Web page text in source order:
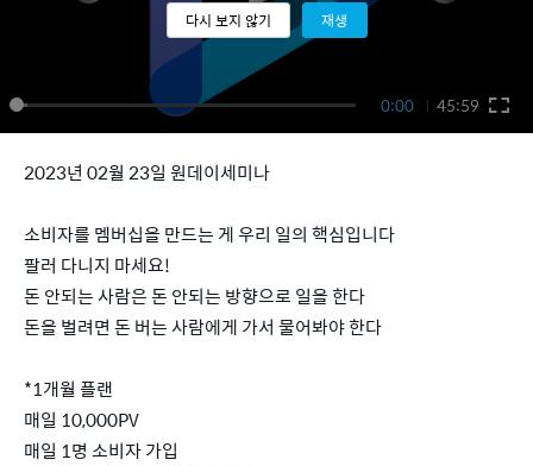
0:00 45:59
다시 보지 않기 재생
2023년 02월 23일 원데이세미나
소비자를 멤버십을 만드는 게 우리 일의 핵심입니다
팔러 다니지 마세요!
돈 안되는 사람은 돈 안되는 방향으로 일을 한다
돈을 벌려면 돈 버는 사람에게 가서 물어봐야 한다
*1개월 플랜
매일 10,000PV
매일 1명 소비자 가입